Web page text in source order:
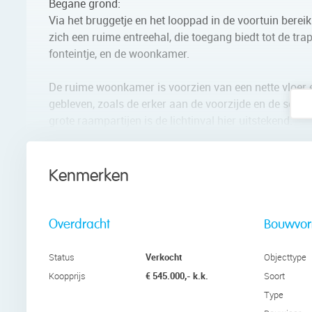
Begane grond:
Via het bruggetje en het looppad in de voortuin
zich een ruime entreehal, die toegang biedt tot de
fonteintje, en de woonkamer.
De ruime woonkamer is voorzien van een nette
gebleven, zoals de erker aan de voorzijde en de
grote raampartijen is de lichtinval hier uitstekend.
keukenkastjes en een gespikkeld werk- en
De keuken heeft een openslaande deur naar de hal.
Eerste verdieping:
Deze verdieping telt drie slaapkamers en een
aan de voorzijde. Alle kamers zijn voorzien van
Kenmerken
Overdracht
Status Verkocht
Koopprijs € 545.000,- k.k.
Objecttype
Soort
Type